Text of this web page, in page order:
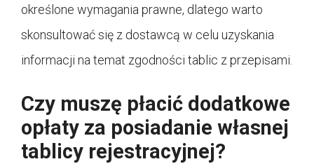
określone wymagania prawne, dlatego warto
skonsultować się z dostawcą w celu uzyskania
informacji na temat zgodności tablic z przepisami.
Czy muszę płacić dodatkowe
opłaty za posiadanie własnej
tablicy rejestracyjnej?